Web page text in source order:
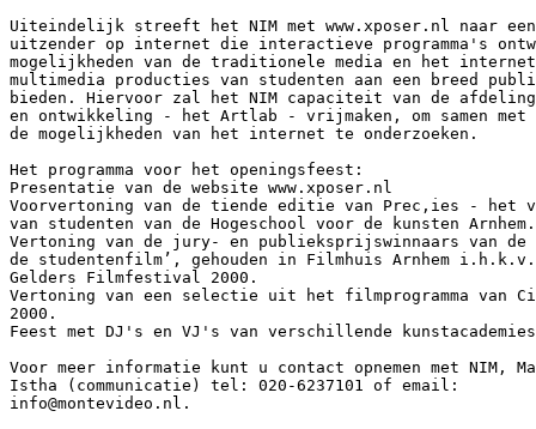
Uiteindelijk streeft het NIM met www.xposer.nl naar
uitzender op internet die interactieve programma's
mogelijkheden van de traditionele media en het internet
multimedia producties van studenten aan een breed
bieden. Hiervoor zal het NIM capaciteit van de afdeling
en ontwikkeling - het Artlab - vrijmaken, om samen met
de mogelijkheden van het internet te onderzoeken.
Het programma voor het openingsfeest:
Presentatie van de website www.xposer.nl
Voorvertoning van de tiende editie van Prec,ies - het
van studenten van de Hogeschool voor de kunsten Arnhem.
Vertoning van de jury- en publieksprijswinnaars van de
de studentenfilm’, gehouden in Filmhuis Arnhem
Gelders Filmfestival 2000.
Vertoning van een selectie uit het filmprogramma van
2000.
Feest met DJ's en VJ's van verschillende
Voor meer informatie kunt u contact opnemen met NIM,
Istha (communicatie) tel: 020-6237101 of email:
info@montevideo.nl.